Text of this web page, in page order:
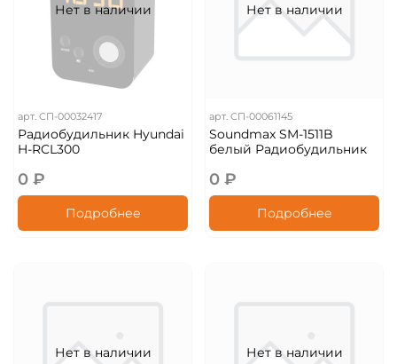
Нет в наличии
арт.СП-00032417
Радиобудильник Hyundai
H-RCL300
0 ₽
Подробнее
Нет в наличии
арт.СП-00061145
Soundmax SM-1511B
белый Радиобудильник
0 ₽
Подробнее
Нет в наличии Нет в наличии